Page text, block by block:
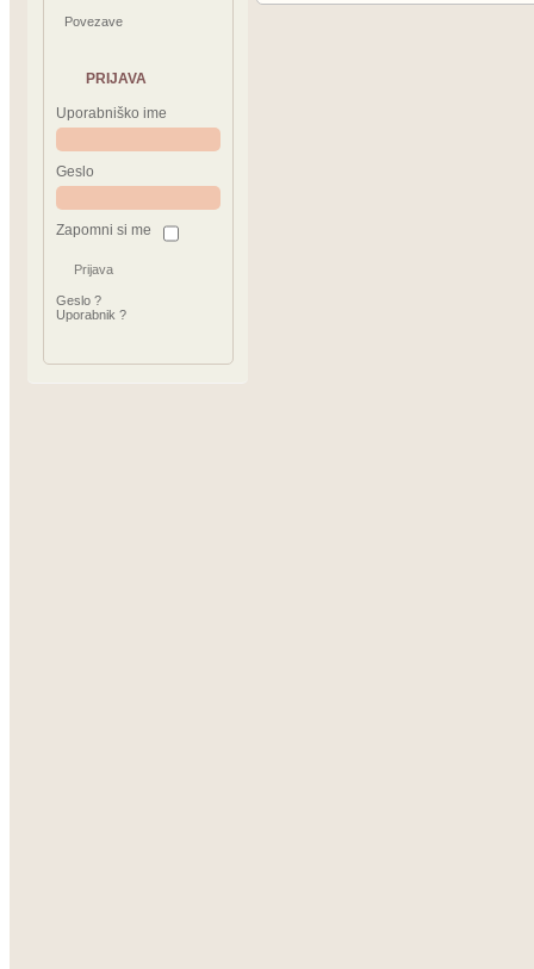
Povezave
PRIJAVA
Uporabniško ime
Geslo
Zapomni si me
Geslo ?
Uporabnik ?